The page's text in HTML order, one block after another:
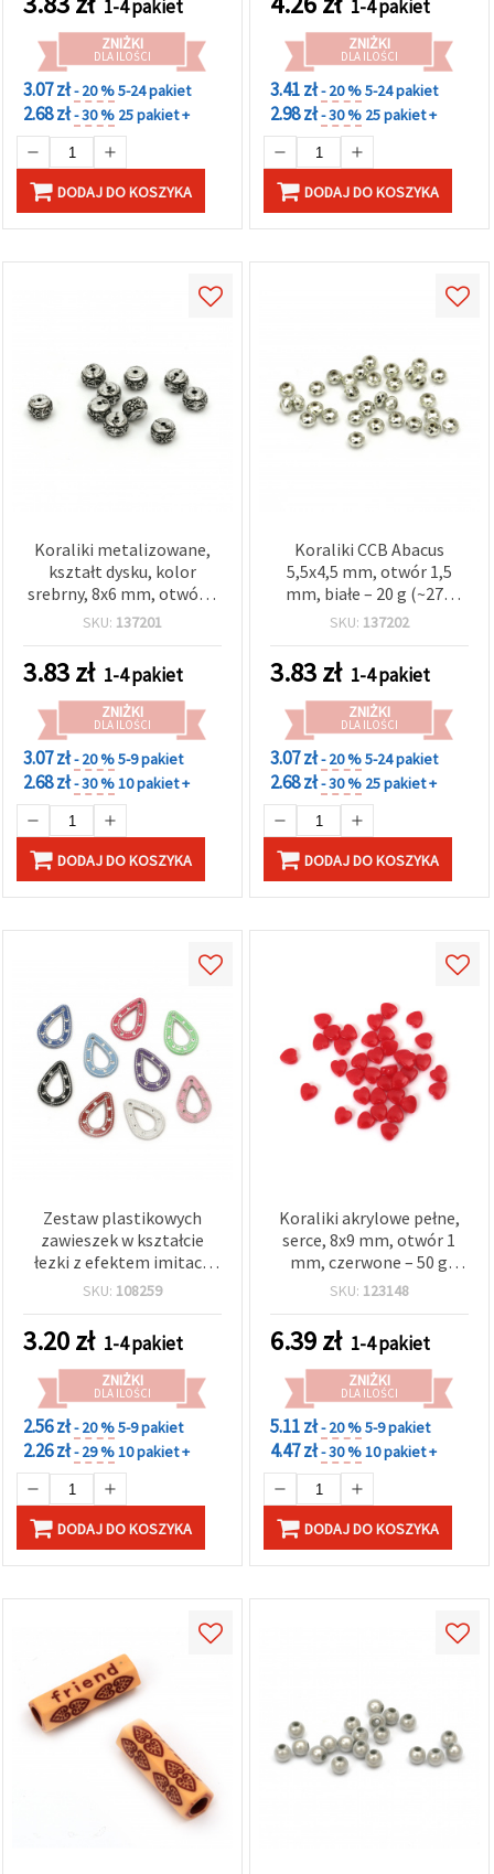
wyrobu biżuterii,
bransoletek, naszyjników
i dekoracji
1-4 pakiet
ZNIŻKI
DLA ILOŚCI
3.07 zł- 20 %5-24 pakiet
2.68 zł- 30 % 25 pakiet +
DODAJ DO KOSZYKA
1-4 pakiet
ZNIŻKI
DLA ILOŚCI
3.41 zł- 20 %5-24 pakiet
2.98 zł- 30 % 25 pakiet +
DODAJ DO KOSZYKA
Koraliki metalizowane,
kształt dysku, kolor
srebrny, 8x6 mm, otwór 1
mm, 20 g (ok. 80 szt.), do
SKU: 137201
3.83zł 1-4 pakiet
ZNIŻKI
DLA ILOŚCI
3.07 zł- 20 %5-9 pakiet
2.68 zł- 30 %10 pakiet +
DODAJ DO KOSZYKA
Koraliki CCB Abacus
5,5x4,5 mm, otwór 1,5
mm, białe – 20 g (~270
szt.)
SKU: 137202
3.83zł 1-4 pakiet
ZNIŻKI
DLA ILOŚCI
3.07 zł- 20 %5-24 pakiet
2.68 zł- 30 % 25 pakiet +
DODAJ DO KOSZYKA
Zestaw plastikowych
zawieszek w kształcie
łezki z efektem imitacji
kamienia, mix kolorów,
mm, 20 szt. –
półfabrykaty do wyrobu
biżuterii: kolczyki,
naszyjniki, DIY, rękodzieło
SKU: 108259
3.20zł 1-4 pakiet
ZNIŻKI
DLA ILOŚCI
2.56 zł- 20 %5-9 pakiet
2.26 zł- 29 %10 pakiet +
DODAJ DO KOSZYKA
Koraliki akrylowe pełne,
serce, 8x9 mm, otwór 1
mm, czerwone – 50 g
(~280 szt.)
SKU: 123148
6.39zł 1-4 pakiet
ZNIŻKI
DLA ILOŚCI
5.11 zł- 20 %5-9 pakiet
4.47 zł- 30 %10 pakiet +
DODAJ DO KOSZYKA